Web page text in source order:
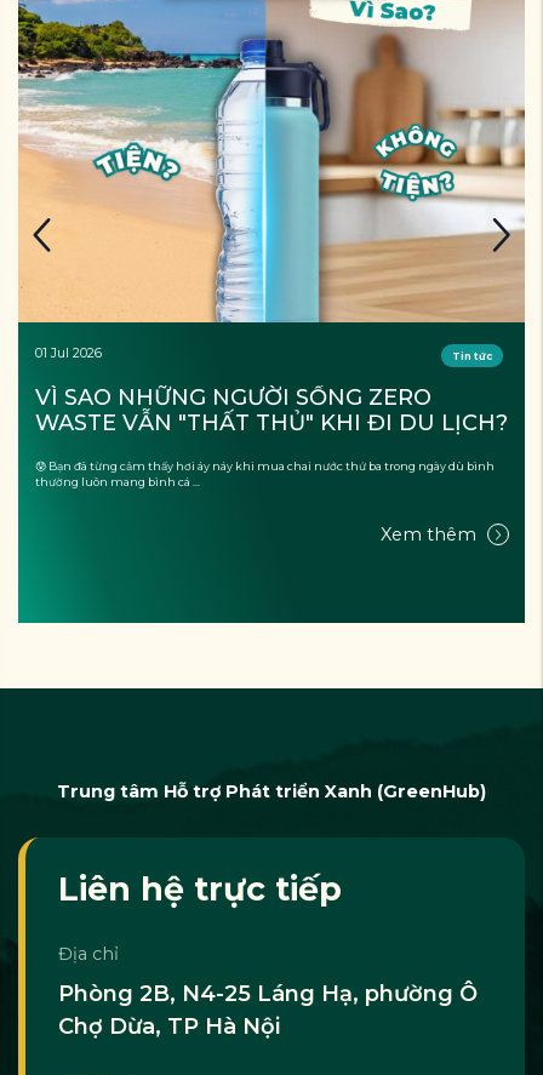
01 Jul 2026 Tin tức
VÌ SAO NHỮNG NGƯỜI SỐNG ZERO
WASTE VẪN "THẤT THỦ" KHI ĐI DU LỊCH?
😰 Bạn đã từng cảm thấy hơi áy náy khi mua chai nước thứ ba trong ngày dù bình
thường luôn mang bình cá ...
Xem thêm
Trung tâm Hỗ trợ Phát triển Xanh (GreenHub)
Liên hệ trực tiếp
Địa chỉ
Phòng 2B, N4-25 Láng Hạ, phường Ô
Chợ Dừa, TP Hà Nội